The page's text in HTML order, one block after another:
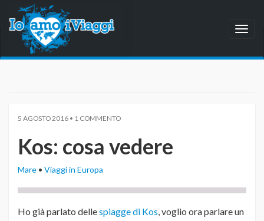
5 AGOSTO 2016 • 1 COMMENTO
Kos: cosa vedere
Mare • Viaggi in Europa
Ho già parlato dellespiagge di Kos, voglio ora parlare un